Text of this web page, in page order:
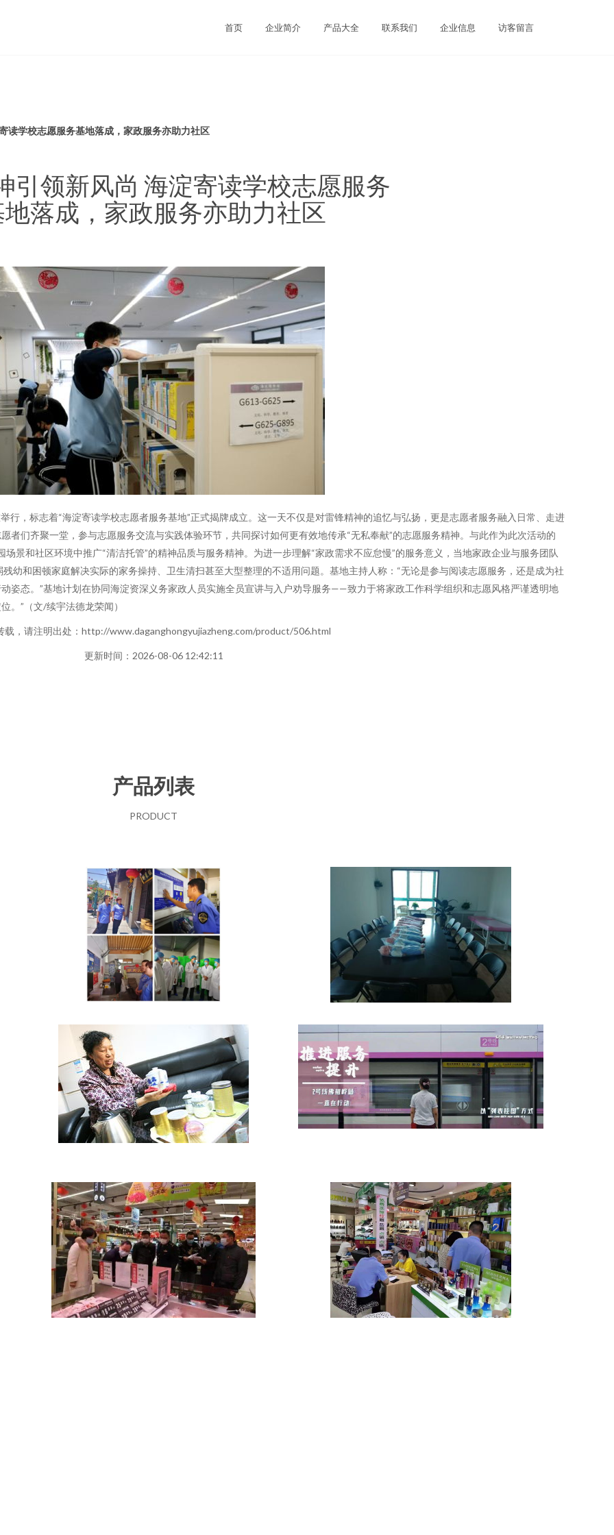
首页 企业简介 产品大全 联系我们 企业信息 访客留言
读学校志愿服务基地落成，家政服务亦助力社区
引领新风尚 海淀寄读学校志愿服务
落成，家政服务亦助力社区
行，标志着“海淀寄读学校志愿者服务基地”正式揭牌成立。这一天不仅是对雷锋精神的追忆与弘扬，更是志愿者服务融入日常、走进
者们齐聚一堂，参与志愿服务交流与实践体验环节，共同探讨如何更有效地传承“无私奉献”的志愿服务精神。与此作为此次活动的
景和社区环境中推广“清洁托管”的精神品质与服务精神。为进一步理解“家政需求不应怠慢”的服务意义，当地家政企业与服务团队
幼和困顿家庭解决实际的家务操持、卫生清扫甚至大型整理的不适用问题。基地主持人称：“无论是参与阅读志愿服务，还是成为社
姿态。”基地计划在协同海淀资深义务家政人员实施全员宣讲与入户劝导服务——致力于将家政工作科学组织和志愿风格严谨透明地
。”（文/续宇法德龙荣闻）
载，请注明出处：http://www.daganghongyujiazheng.com/product/506.html
更新时间：2026-08-06 12:42:11
产品列表
PRODUCT